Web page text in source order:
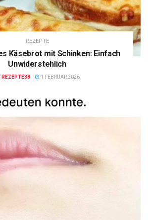
REZEPTE
Käsebrot mit Schinken: Einfach
Unwiderstehlich
REZEPTE38 1 FEBRUAR 2026